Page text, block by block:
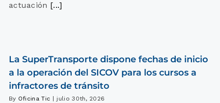
actuación [...]
La SuperTransporte dispone fechas de inicio
a la operación del SICOV para los cursos a
infractores de tránsito
By Oficina Tic julio 30th, 2026